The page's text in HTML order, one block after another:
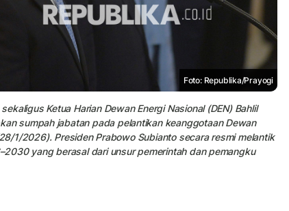
Foto: Republika/Prayogi
Ketua Harian Dewan Energi Nasional (DEN) Bahlil
sumpah jabatan pada pelantikan keanggotaan Dewan
1/2026). Presiden Prabowo Subianto secara resmi melantik
yang berasal dari unsur pemerintah dan pemangku